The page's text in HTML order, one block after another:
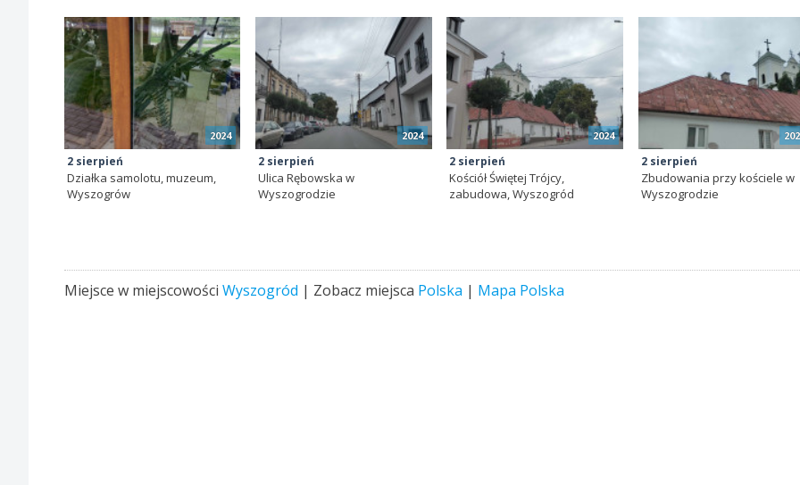
2024
2 sierpień
Działka samolotu, muzeum,
Wyszogrów
2024
2 sierpień
Ulica Rębowska w
Wyszogrodzie
2024
2 sierpień
Kościół Świętej Trójcy,
zabudowa, Wyszogród
2 sierpień
Zbudowania przy kościele w
Wyszogrodzie
Miejsce w miejscowości Wyszogród | Zobacz miejsca Polska | Mapa Polska